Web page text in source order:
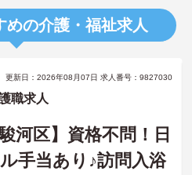
めの介護・福祉求人
更新日：2026年08月07日 求人番号：9827030
職求人
河区】資格不問！日
手当あり♪訪問入浴